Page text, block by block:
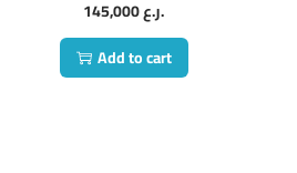
145,000
ر.ع.
Add to cart